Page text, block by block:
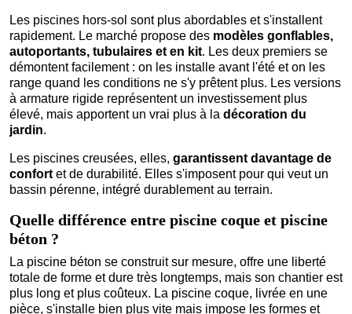
Les piscines hors-sol sont plus abordables et s'installent
rapidement. Le marché propose des modèles gonflables,
autoportants, tubulaires et en kit. Les deux premiers se
démontent facilement : on les installe avant l'été et on les
range quand les conditions ne s'y prêtent plus. Les versions
à armature rigide représentent un investissement plus
élevé, mais apportent un vrai plus à la décoration du
jardin.
Les piscines creusées, elles, garantissent davantage de
confortet de durabilité. Elles s'imposent pour qui veut un
bassin pérenne, intégré durablement au terrain.
Quelle différence entre piscine coque et piscine
béton ?
La piscine béton se construit sur mesure, offre une liberté
totale de forme et dure très longtemps, mais son chantier est
plus long et plus coûteux. La piscine coque, livrée en une
pièce, s'installe bien plus vite mais impose les formes et